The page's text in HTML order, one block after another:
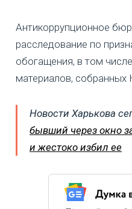
Антикоррупционное
расследование по
обогащения, в том
материалов,
Новости Харькова
бывший через окно
и жестоко избил ее